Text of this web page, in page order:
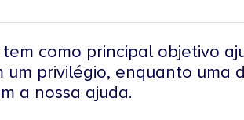
como principal objetivo
um privilégio, enquanto uma
a nossa ajuda.